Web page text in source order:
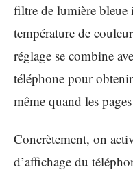
filtre de lumière bleue
température de
réglage se combine
téléphone pour
même quand les
Concrètement, on
d’affichage du